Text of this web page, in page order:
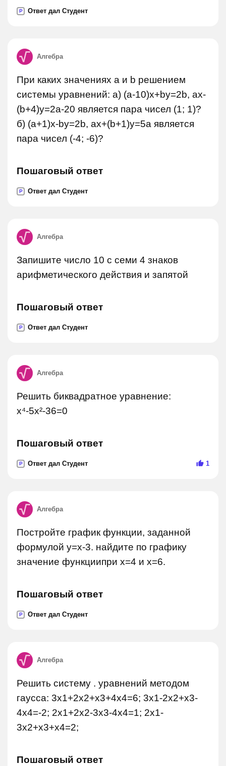
P Ответ дал Студент
Алгебра
При каких значениях a и b решением
системы уравнений: а) (a-10)x+by=2b, ax-
(b+4)y=2a-20 является пара чисел (1; 1)?
б) (а+1)х-by=2b, ax+(b+1)y=5a является
пара чисел (-4; -6)?
Пошаговый ответ
P Ответ дал Студент
Алгебра
Запишите число 10 с семи 4 знаков
арифметического действия и запятой
Пошаговый ответ
P Ответ дал Студент
Алгебра
Решить биквадратное уравнение:
x⁴-5x²-36=0
Пошаговый ответ
P Ответ дал Студент 1
Алгебра
Постройте график функции, заданной
формулой y=x-3. найдите по графику
значение функциипри x=4 и x=6.
Пошаговый ответ
P Ответ дал Студент
Алгебра
Решить систему . уравнений методом
гаусса: 3x1+2x2+x3+4x4=6; 3x1-2x2+x3-
4x4=-2; 2x1+2x2-3x3-4x4=1; 2x1-
3x2+x3+x4=2;
Пошаговый ответ